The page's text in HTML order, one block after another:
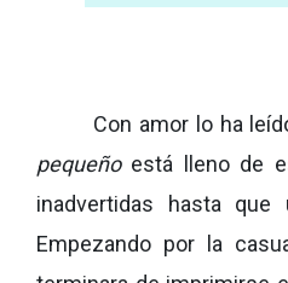
Con amor lo ha
pequeñoestá lleno de
inadvertidas hasta
Empezando por la